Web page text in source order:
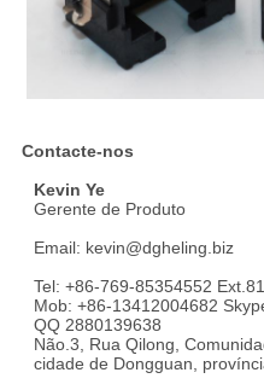
Contacte-nos
Kevin Ye
Gerente de Produto
Email: kevin@dgheling.biz
Tel: +86-769-85354552
Mob: +86-13412004682
QQ 2880139638
Não.3, Rua Qilong,
cidade de Dongguan,